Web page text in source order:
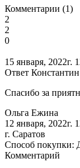
Комментарии (1)
2
2
0
15 января, 2022г.
Ответ
Спасибо за
Ольга Ежина
12 января, 2022г.
г. Саратов
Способ покупки:
Комментарий